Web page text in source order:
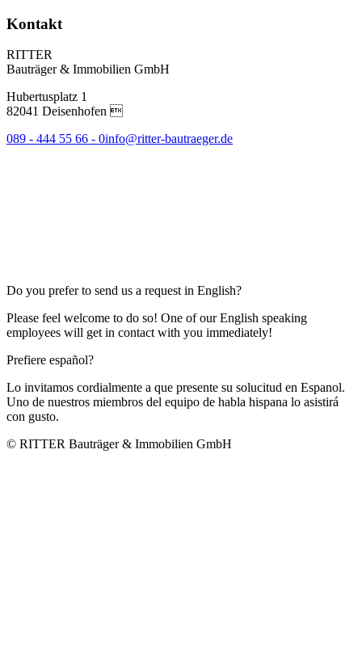
Kontakt
RITTER
Bauträger & Immobilien GmbH
Hubertusplatz 1
82041 Deisenhofen 
089 - 444 55 66 - 0info@ritter-bautraeger.de
Do you prefer to send us a request in English?
Please feel welcome to do so! One of our English speaking
employees will get in contact with you immediately!
Prefiere español?
Lo invitamos cordialmente a que presente su solucitud en Espanol.
Uno de nuestros miembros del equipo de habla hispana lo asistirá
con gusto.
© RITTER Bauträger & Immobilien GmbH